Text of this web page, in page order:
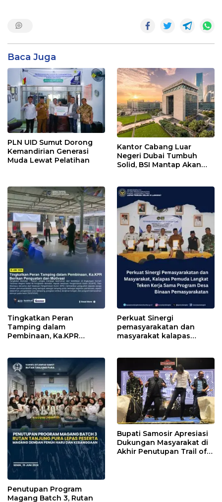
Baca Juga
PLN UID Sumut Dorong
Kemandirian Generasi
Muda Lewat Pelatihan
Kantor Cabang Luar
Negeri Dubai Tumbuh
Solid, BSI Mantap Akan
Tingkatkan Peran
Tamping dalam
Pembinaan, Ka.KPR
Perkuat Sinergi
pemasyarakatan dan
masyarakat kalapas
Binaan pemasyarakatan
Penutupan Program
Magang Batch 3, Rutan
Bupati Samosir Apresiasi
Dukungan Masyarakat di
Akhir Penutupan Trail of